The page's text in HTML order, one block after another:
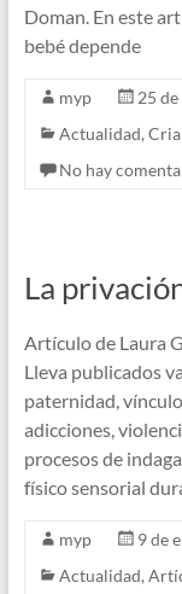
Doman. En este
bebé depende
myp
25
Actualidad,
No hay
La
Artículo de Laura
Lleva publicados
paternidad,
adicciones,
procesos de
físico sensorial
myp
9 de
Actualidad,